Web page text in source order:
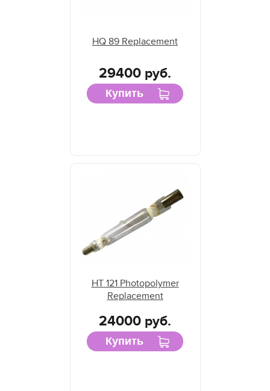
HQ 89 Replacement
29400 руб.
Купить
HT 121 Photopolymer
Replacement
24000 руб.
Купить